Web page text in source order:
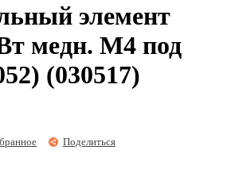
элемент
медн. М4 под
(030517)
Поделиться